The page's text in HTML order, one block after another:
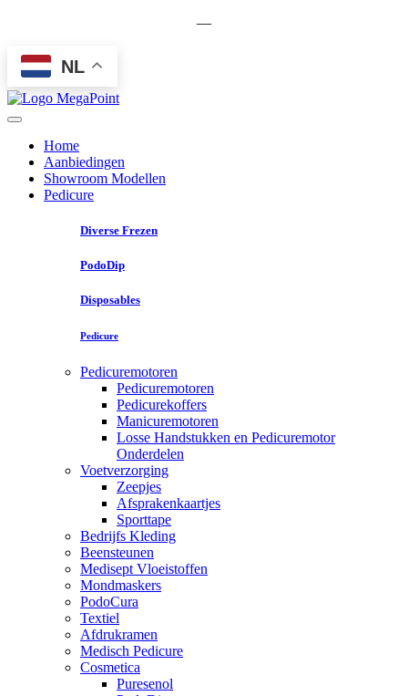
—
NL
Home
Aanbiedingen
Showroom Modellen
Pedicure
Diverse Frezen
PodoDip
Disposables
Pedicure
Pedicuremotoren
Pedicuremotoren
Pedicurekoffers
Manicuremotoren
Losse Handstukken en Pedicuremotor
Onderdelen
Voetverzorging
Zeepjes
Afsprakenkaartjes
Sporttape
Bedrijfs Kleding
Beensteunen
Medisept Vloeistoffen
Mondmaskers
PodoCura
Textiel
Afdrukramen
Medisch Pedicure
Cosmetica
Puresenol